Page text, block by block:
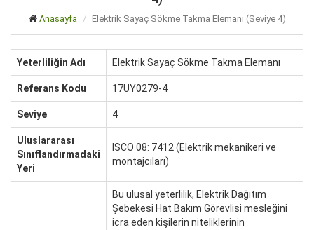
Anasayfa Elektrik Sayaç Sökme Takma Elemanı (Seviye 4)
Yeterliliğin Adı Elektrik Sayaç Sökme Takma Elemanı
Referans Kodu 17UY0279-4
Seviye 4
Uluslararası
Sınıflandırmadaki
Yeri
ISCO 08: 7412 (Elektrik mekanikeri ve
montajcıları)
Bu ulusal yeterlilik, Elektrik Dağıtım
Şebekesi Hat Bakım Görevlisi mesleğini
icra eden kişilerin niteliklerinin